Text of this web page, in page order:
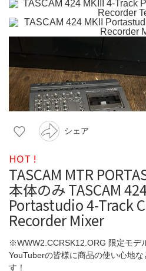
シェア
HOT !
TASCAM MTR
本体のみ TASCAM
Portastudio 4-Track
Recorder Mixer
※WWW2.CCRSK12.ORG 限定モデ
YouTuberの皆様に商品の使い心地
す！